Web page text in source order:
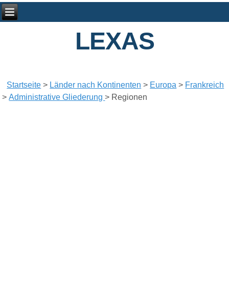
LEXAS
Startseite > Länder nach Kontinenten > Europa > Frankreich
>Administrative Gliederung> Regionen